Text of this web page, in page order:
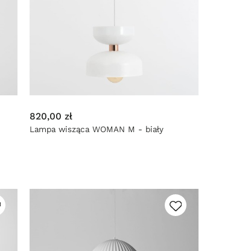
820,00 zł
Lampa wisząca WOMAN M - biały